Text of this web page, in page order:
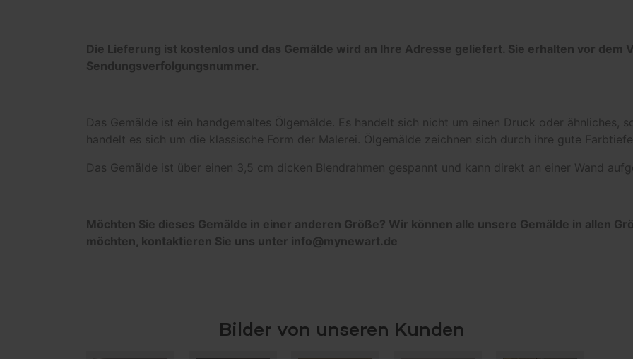
Die Lieferung ist kostenlos und das Gemälde wird an Ihre Adresse geliefert. Sie erhalten vor dem
Sendungsverfolgungsnummer.
Das Gemälde ist ein handgemaltes Ölgemälde. Es handelt sich nicht um einen Druck oder ähnliches,
handelt es sich um die klassische Form der Malerei. Ölgemälde zeichnen sich durch ihre gute Farbtiefe
Das Gemälde ist über einen 3,5 cm dicken Blendrahmen gespannt und kann direkt an einer Wand
Möchten Sie dieses Gemälde in einer anderen Größe? Wir können alle unsere Gemälde in allen
möchten, kontaktieren Sie uns unter info@mynewart.de
Bilder von unseren Kunden